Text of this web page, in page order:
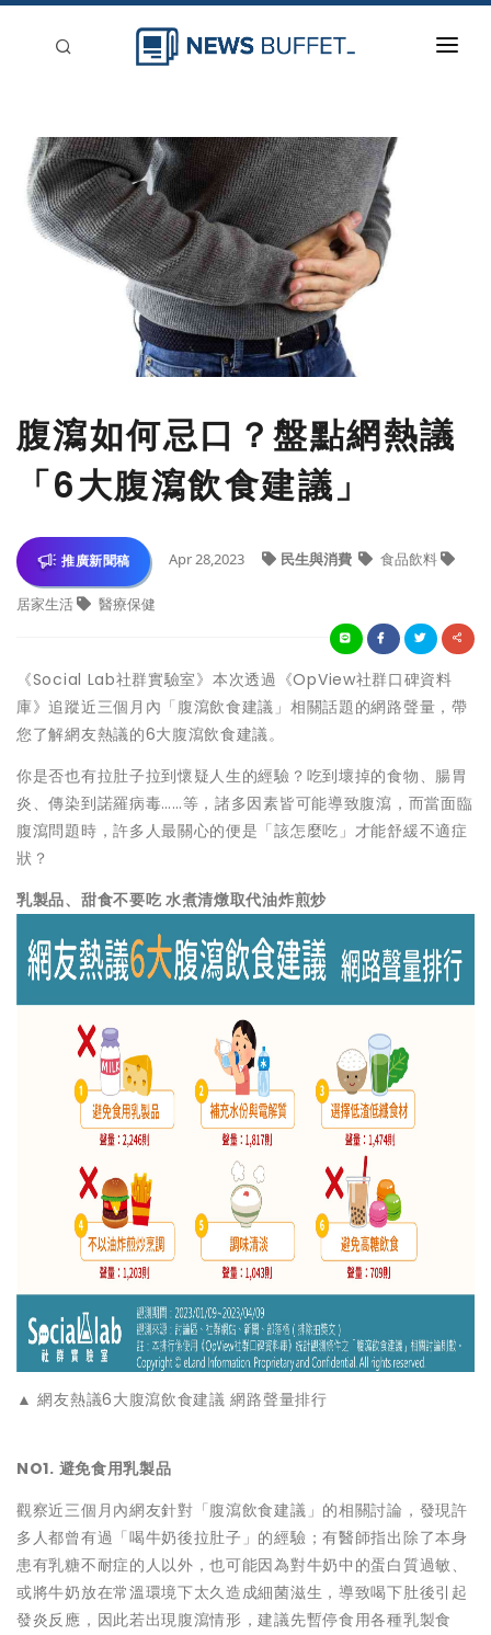
新聞稿分類
登入
刊登
腹瀉如何忌口？盤點網熱議
「6大腹瀉飲食建議」
推廣新聞稿 Apr 28,2023 民生與消費 食品飲料
居家生活 醫療保健
《Social Lab社群實驗室》本次透過《OpView社群口碑資料
庫》追蹤近三個月內「腹瀉飲食建議」相關話題的網路聲量，帶
您了解網友熱議的6大腹瀉飲食建議。
你是否也有拉肚子拉到懷疑人生的經驗？吃到壞掉的食物、腸胃
炎、傳染到諾羅病毒……等，諸多因素皆可能導致腹瀉，而當面臨
腹瀉問題時，許多人最關心的便是「該怎麼吃」才能舒緩不適症
狀？
乳製品、甜食不要吃 水煮清燉取代油炸煎炒
▲ 網友熱議6大腹瀉飲食建議 網路聲量排行
NO1. 避免食用乳製品
觀察近三個月內網友針對「腹瀉飲食建議」的相關討論，發現許
多人都曾有過「喝牛奶後拉肚子」的經驗；有醫師指出除了本身
患有乳糖不耐症的人以外，也可能因為對牛奶中的蛋白質過敏、
或將牛奶放在常溫環境下太久造成細菌滋生，導致喝下肚後引起
發炎反應，因此若出現腹瀉情形，建議先暫停食用各種乳製食